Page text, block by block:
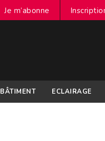
Je m’abonne
BÂTIMENT ECLAIRAGE